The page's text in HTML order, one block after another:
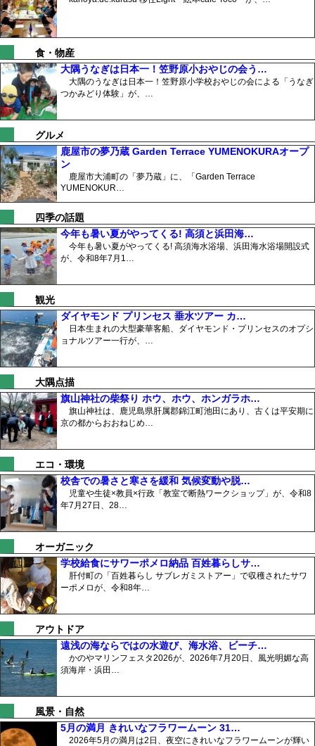
食・物産
大隅うなぎは日本一！笠野原小おやじの会う…
大隅のうなぎは日本一！笠野原小学校おやじの会による「うなぎ
つかみどり体験」が、…
グルメ
鹿屋市の夢乃蔵 Garden Terrace YUMENOKURAオープ
ン
鹿屋市大浦町の「夢乃蔵」に、「Garden Terrace
YUMENOKUR…
四季の話題
今年も暑い夏がやってくる! 高須と浜田海…
今年も暑い夏がやってくる! 高須海水浴場、浜田海水浴場開設式
が、令和8年7月1…
観光
ダイヤモンド プリンセス 垂水ツアー カ…
日本生まれの大型豪華客船、ダイヤモンド・プリンセスのオプシ
ョナルツアー一行が、…
大隅点描
旗山神社の柴祭り ホウ、ホウ、ホンガラホ…
旗山神社は、鹿児島県肝属郡錦江町池田にあり、古くは平安期に
京の都からおおねじめ…
エコ・環境
校舎での暑さと寒さを緩和 気候変動や脱…
児童や生徒×教員×行政「教室で断熱ワークショップ」が、令和8
年7月27日、28…
オーガニック
学校給食にサワーポメロ納品 百姓暮らしサ…
肝付町の「百姓暮らし サブレガミストアー」で収穫されたサワ
ーポメロが、令和8年…
アウトドア
遠浅の海ならではの水遊び、海水浴、ビーチ…
かのやマリンフェスタ2026が、2026年7月20日、風光明媚な高
須海岸・浜田…
風景・自然
5月の満月 きれいなフラワームーン 31…
2026年5月の満月は2日、夜空にきれいなフラワームーンが輝い